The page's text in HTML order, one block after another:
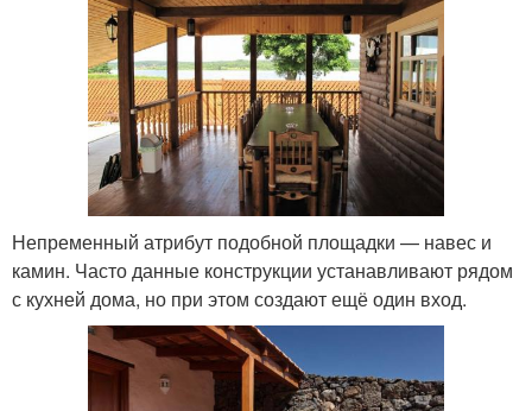
Непременный атрибут подобной площадки — навес и
камин. Часто данные конструкции устанавливают рядом
с кухней дома, но при этом создают ещё один вход.